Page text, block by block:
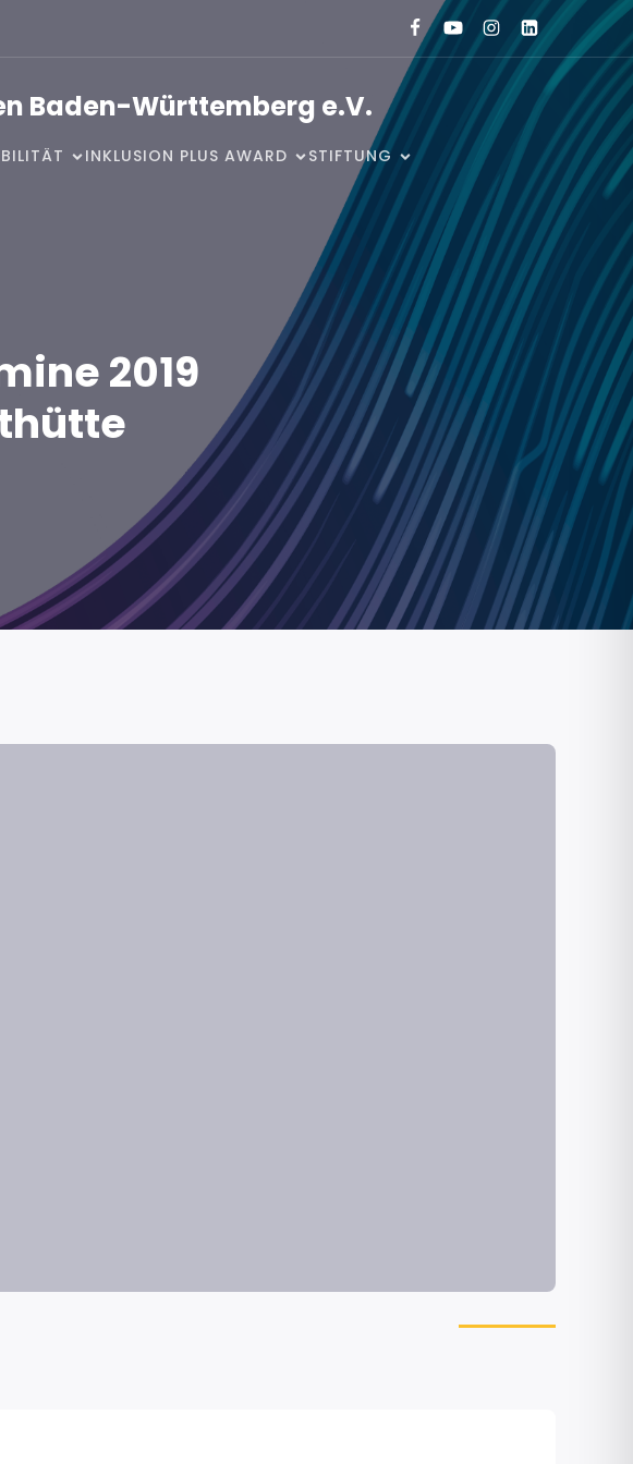
Baden-Württemberg e.V.
INKLUSION PLUS AWARD STIFTUNG
2019